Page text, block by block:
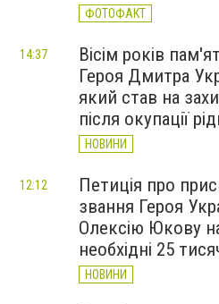
ФОТОФАКТ
Вісім років
Героя Дмитра
який став на
після окупації
НОВИНИ
14:37
Петиція про
звання Героя
Олексію Юкову
необхідні 25
НОВИНИ
12:12